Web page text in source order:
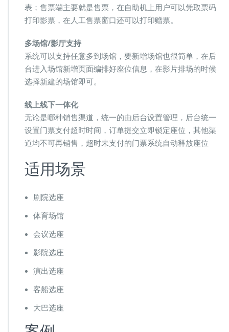
表；售票端主要就是售票，在自助机上用户可以凭取票码
打印影票，在人工售票窗口还可以打印赠票。
多场馆/影厅支持
系统可以支持任意多到场馆，要新增场馆也很简单，在后
台进入场馆新增页面编排好座位信息，在影片排场的时候
选择新建的场馆即可。
线上线下一体化
无论是哪种销售渠道，统一的由后台设置管理，后台统一
设置门票支付超时时间，订单提交立即锁定座位，其他渠
道均不可再销售，超时未支付的门票系统自动释放座位
适用场景
剧院选座
体育场馆
会议选座
影院选座
演出选座
客船选座
大巴选座